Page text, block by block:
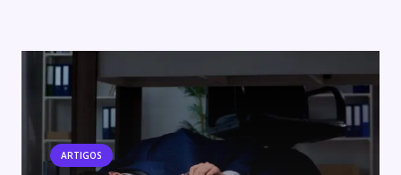
ARTIGOS